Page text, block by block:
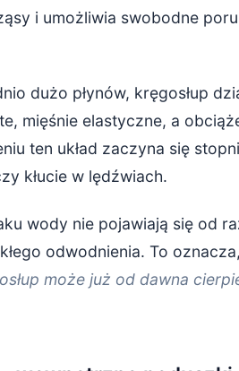
i umożliwia swobodne
dużo płynów, kręgosłup
mięśnie elastyczne, a
ten układ zaczyna się
kłucie w lędźwiach.
wody nie pojawiają się od
odwodnienia. To
może już od dawna